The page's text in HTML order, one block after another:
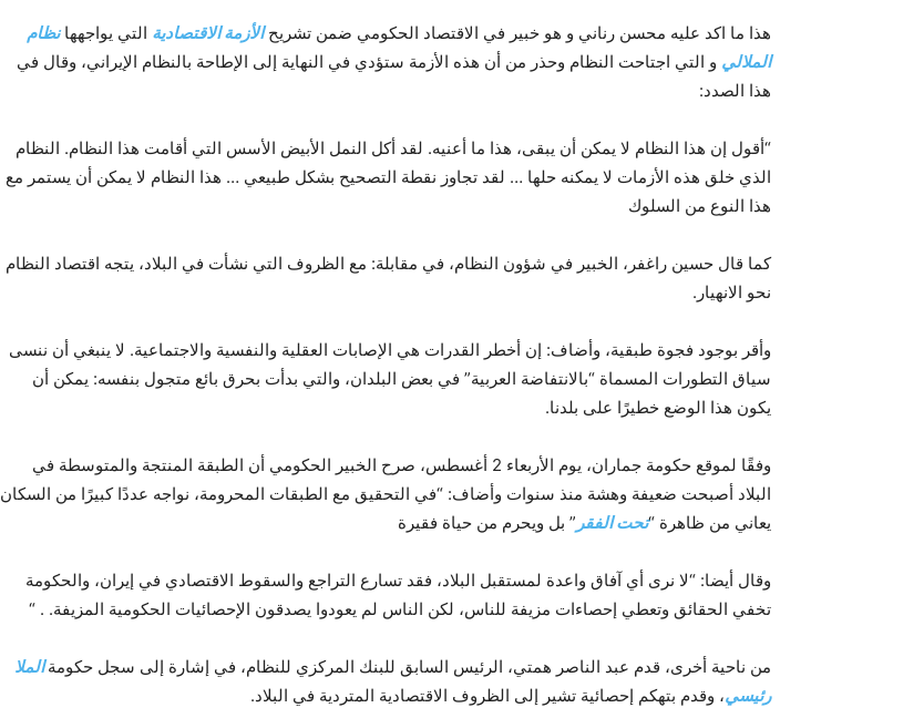
هذا ما اکد علیه محسن رناني و هو خبير في الاقتصاد الحكومي ضمن تشریحالأزمة الاقتصادية التي یواجههانظام
الملالي و التي اجتاحت النظام وحذر من أن هذه الأزمة ستؤدي في النهاية إلى الإطاحة بالنظام الإيراني، وقال في
هذا الصدد:
“أقول إن هذا النظام لا يمكن أن يبقى، هذا ما أعنيه. لقد أكل النمل الأبيض الأسس التي أقامت هذا النظام. النظام
الذي خلق هذه الأزمات لا يمكنه حلها … لقد تجاوز نقطة التصحيح بشكل طبيعي … هذا النظام لا يمكن أن يستمر مع
هذا النوع من السلوك
کما قال حسين راغفر، الخبير في شؤون النظام، في مقابلة: مع الظروف التي نشأت في البلاد، يتجه اقتصاد النظام
نحو الانهيار.
وأقر بوجود فجوة طبقية، وأضاف: إن أخطر القدرات هي الإصابات العقلية والنفسية والاجتماعية. لا ينبغي أن ننسى
سياق التطورات المسماة “بالانتفاضة العربية” في بعض البلدان، والتي بدأت بحرق بائع متجول بنفسه: يمكن أن
يكون هذا الوضع خطيرًا على بلدنا.
وفقًا لموقع حكومة جماران، يوم الأربعاء 2 أغسطس، صرح الخبير الحكومي أن الطبقة المنتجة والمتوسطة في
البلاد أصبحت ضعيفة وهشة منذ سنوات وأضاف: “في التحقيق مع الطبقات المحرومة، نواجه عددًا كبيرًا من السكان
يعاني من ظاهرة “تحت الفقر ” بل ويحرم من حياة فقيرة
وقال أيضا: “لا نرى أي آفاق واعدة لمستقبل البلاد، فقد تسارع التراجع والسقوط الاقتصادي في إيران، والحكومة
تخفي الحقائق وتعطي إحصاءات مزيفة للناس، لكن الناس لم يعودوا يصدقون الإحصائيات الحكومية المزيفة. . “
من ناحية أخرى، قدم عبد الناصر همتي، الرئيس السابق للبنك المركزي للنظام، في إشارة إلى سجل حكومةالملا
رئيسي، وقدم بتهكم إحصائية تشير إلى الظروف الاقتصادية المتردية في البلاد.